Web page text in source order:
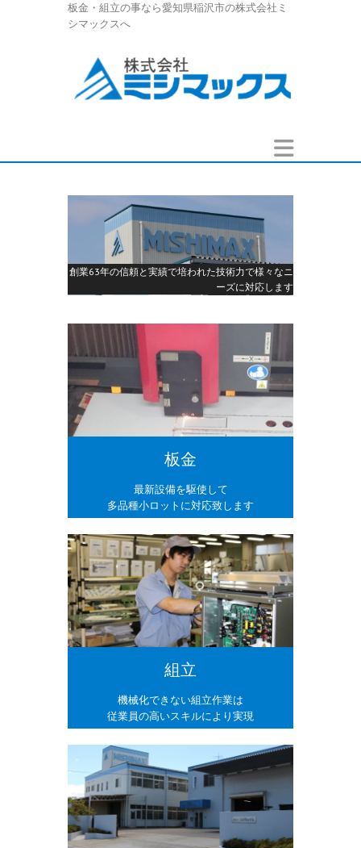
板金・組立の事なら愛知県稲沢市の株式会社ミ
シマックスへ
創業63年の信頼と実績で培われた技術力で様々なニ
ーズに対応します
板金
最新設備を駆使して
多品種小ロットに対応致します
組立
機械化できない組立作業は
従業員の高いスキルにより実現